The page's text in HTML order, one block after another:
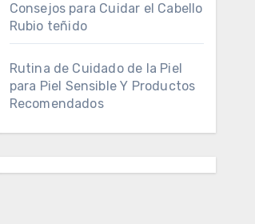
Consejos para Cuidar el Cabello
Rubio teñido
Rutina de Cuidado de la Piel
para Piel Sensible Y Productos
Recomendados